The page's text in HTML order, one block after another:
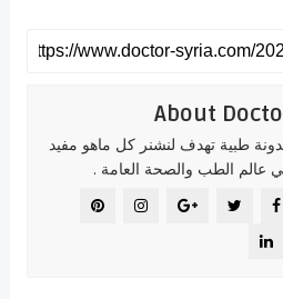
About
طبية تهدف لنشنر كل ماهو مفيد
عالم الطب والصحة العامة .